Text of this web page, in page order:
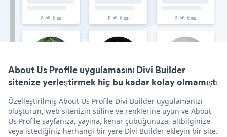
About Us Profile uygulamasını Divi Builder
sitenize yerleştirmek hiç bu kadar kolay olmamıştı
Özelleştirilmiş About Us Profile Divi Builder uygulamanızı
oluşturun, web sitenizin stiline ve renklerine uyun ve About
Us Profile sayfanıza, yayına, kenar çubuğunuza, altbilginize
veya istediğiniz herhangi bir yere Divi Builder ekleyin bir site.